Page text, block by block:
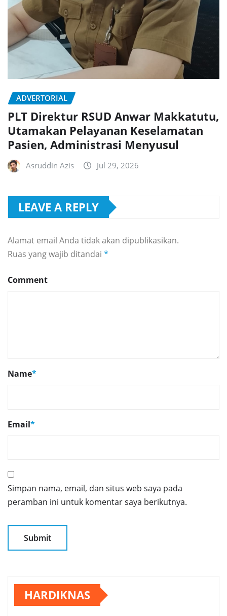
ADVERTORIAL
PLT Direktur RSUD Anwar Makkatutu,
Utamakan Pelayanan Keselamatan
Pasien, Administrasi Menyusul
Asruddin Azis Jul 29, 2026
LEAVE A REPLY
Alamat email Anda tidak akan dipublikasikan.
Ruas yang wajib ditandai *
Comment
Name*
Email*
Simpan nama, email, dan situs web saya pada
peramban ini untuk komentar saya berikutnya.
HARDIKNAS